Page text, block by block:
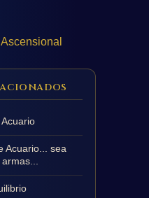
Acuario... sea